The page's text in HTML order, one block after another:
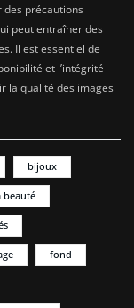
précautions
peut entraîner des
Il est essentiel de
et l’intégrité
la qualité des images
bijoux
beauté
fond